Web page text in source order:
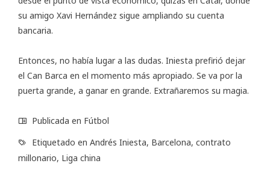
su amigo Xavi Hernández sigue ampliando su cuenta
bancaria.
Entonces, no había lugar a las dudas. Iniesta prefirió dejar
el Can Barca en el momento más apropiado. Se va por la
puerta grande, a ganar en grande. Extrañaremos su magia.
Publicada en Fútbol
Etiquetado en Andrés Iniesta, Barcelona, contrato
millonario, Liga china